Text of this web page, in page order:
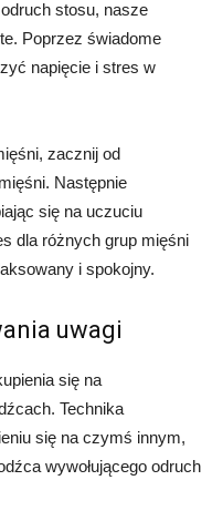
stosu, nasze
Poprzez świadome
napięcie i stres w
zacznij od
Następnie
się na uczuciu
dla różnych grup mięśni
i spokojny.
uwagi
się na
Technika
się na czymś innym,
wywołującego odruch